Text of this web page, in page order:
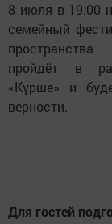
8 июля в 19:00
семейный
пройдёт в
«Күрше» и
верности.
Для гостей